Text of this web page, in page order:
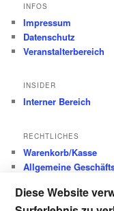
INFOS
Impressum
Datenschutz
Veranstalterbereich
INSIDER
Interner Bereich
RECHTLICHES
Warenkorb/Kasse
Allgemeine
Widerrufsbelehrung
Diese Website